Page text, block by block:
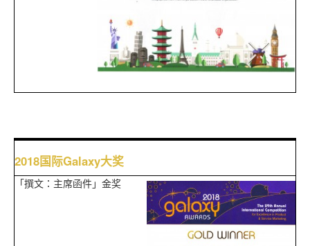
2018国际Galaxy大奖
「撰文：主席函件」金奖